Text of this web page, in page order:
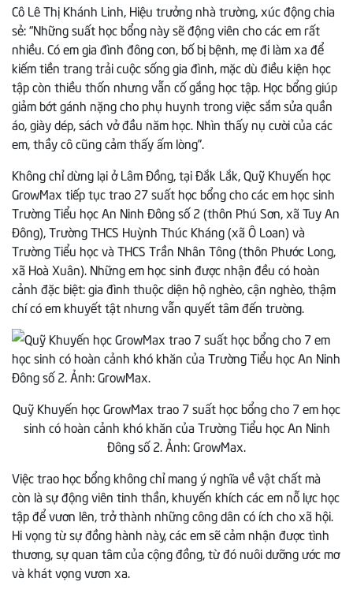
Cô Lê Thị Khánh Linh, Hiệu trưởng nhà trường, xúc động chia
sẻ: “Những suất học bổng này sẽ động viên cho các em rất
nhiều. Có em gia đình đông con, bố bị bệnh, mẹ đi làm xa để
kiếm tiền trang trải cuộc sống gia đình, mặc dù điều kiện học
tập còn thiều thốn nhưng vẫn cố gắng học tập. Học bổng giúp
giảm bớt gánh nặng cho phụ huynh trong việc sắm sửa quần
áo, giày dép, sách vở đầu năm học. Nhìn thấy nụ cười của các
em, thầy cô cũng cảm thấy ấm lòng”.
Không chỉ dừng lại ở Lâm Đồng, tại Đắk Lắk, Quỹ Khuyến học
GrowMax tiếp tục trao 27 suất học bổng cho các em học sinh
Trường Tiểu học An Ninh Đông số 2 (thôn Phú Sơn, xã Tuy An
Đông), Trường THCS Huỳnh Thúc Kháng (xã Ô Loan) và
Trường Tiểu học và THCS Trần Nhân Tông (thôn Phước Long,
xã Hoà Xuân). Những em học sinh được nhận đều có hoàn
cảnh đặc biệt: gia đình thuộc diện hộ nghèo, cận nghèo, thậm
chí có em khuyết tật nhưng vẫn quyết tâm đến trường.
Quỹ Khuyến học GrowMax trao 7 suất học bổng cho 7 em học
sinh có hoàn cảnh khó khăn của Trường Tiểu học An Ninh
Đông số 2. Ảnh: GrowMax.
Việc trao học bổng không chỉ mang ý nghĩa về vật chất mà
còn là sự động viên tinh thần, khuyến khích các em nỗ lực học
tập để vươn lên, trở thành những công dân có ích cho xã hội.
Hi vọng từ sự đồng hành này, các em sẽ cảm nhận được tình
thương, sự quan tâm của cộng đồng, từ đó nuôi dưỡng ước mơ
và khát vọng vươn xa.